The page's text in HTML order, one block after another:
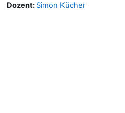
Dozent: Simon Kücher